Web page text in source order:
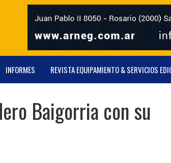
INFORMES REVISTA EQUIPAMIENTO & SERVICIOS
Baigorria con su